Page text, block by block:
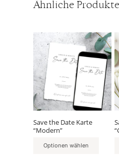
Ähnliche Produkte
Save the Date Karte
“Modern”
Optionen wählen